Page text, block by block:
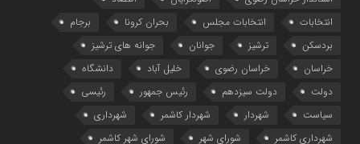
انتخابات
انتخابات مجلس بحران کرونا
برجام
بردسکن
ترشیز جوانان
جوانه های ترشیز
خراسان
خراسان رضوی خلیل آباد
دانشگاه
دولت
دولت سیزدهم رئیس جمهور
رئیسی
سیاست
شهردار شهردار کاشمر
شهرداری
شهرداری کاشمر
شورای شهر شورای شهر کاشمر